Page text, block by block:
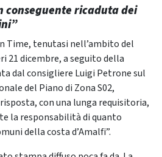
conseguente ricaduta dei
Time, tenutasi nell’ambito del
21 dicembre, a seguito della
dal consigliere Luigi Petrone sul
del Piano di Zona S02,
con una lunga requisitoria,
la responsabilità di quanto
della costa d’Amalfi”.